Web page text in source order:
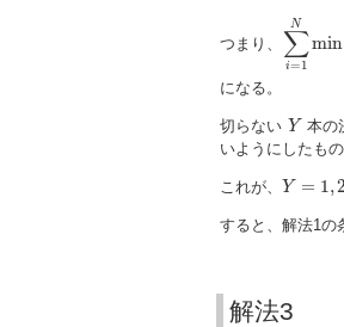
つまり、
N
∑
i=1
min
∑i=
になる。
切らない Y
Y 本の
いようにしたも
これが、 Y = 1,
Y= 2 .
すると、解法1の
解法3